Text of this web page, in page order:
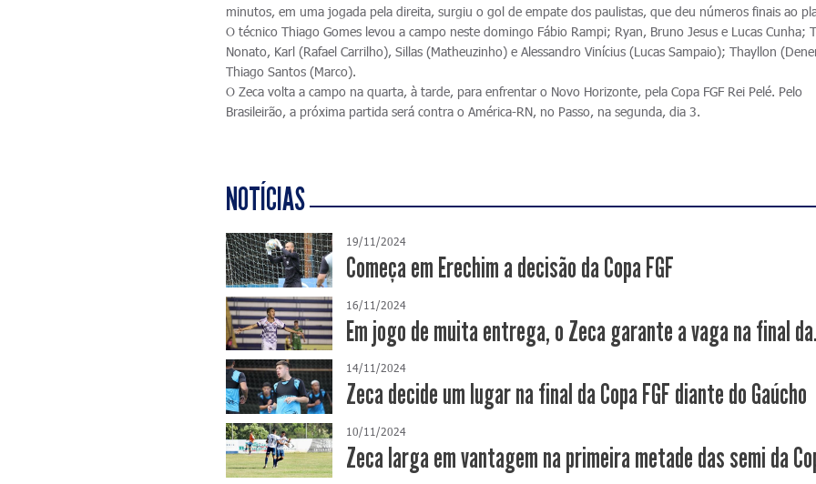
minutos, em uma jogada pela direita, surgiu o gol de empate dos paulistas, que deu números finais ao
O técnico Thiago Gomes levou a campo neste domingo Fábio Rampi; Ryan, Bruno Jesus e Lucas Cunha;
Nonato, Karl (Rafael Carrilho), Sillas (Matheuzinho) e Alessandro Vinícius (Lucas Sampaio); Thayllon
Thiago Santos (Marco).
O Zeca volta a campo na quarta, à tarde, para enfrentar o Novo Horizonte, pela Copa FGF Rei Pelé. Pelo
Brasileirão, a próxima partida será contra o América-RN, no Passo, na segunda, dia 3.
NOTÍCIAS
19/11/2024
Começa em Erechim a decisão da Copa FGF
16/11/2024
Em jogo de muita entrega, o Zeca garante a vaga na final
14/11/2024
Zeca decide um lugar na final da Copa FGF diante do Gaúcho
10/11/2024
Zeca larga em vantagem na primeira metade das semi da